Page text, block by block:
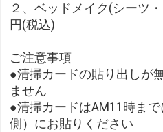
２、ベッドメイク(シーツ
円(税込)
ご注意事項
●清掃カードの貼り出しが
ません
●清掃カードはAM11時ま
側）にお貼りください